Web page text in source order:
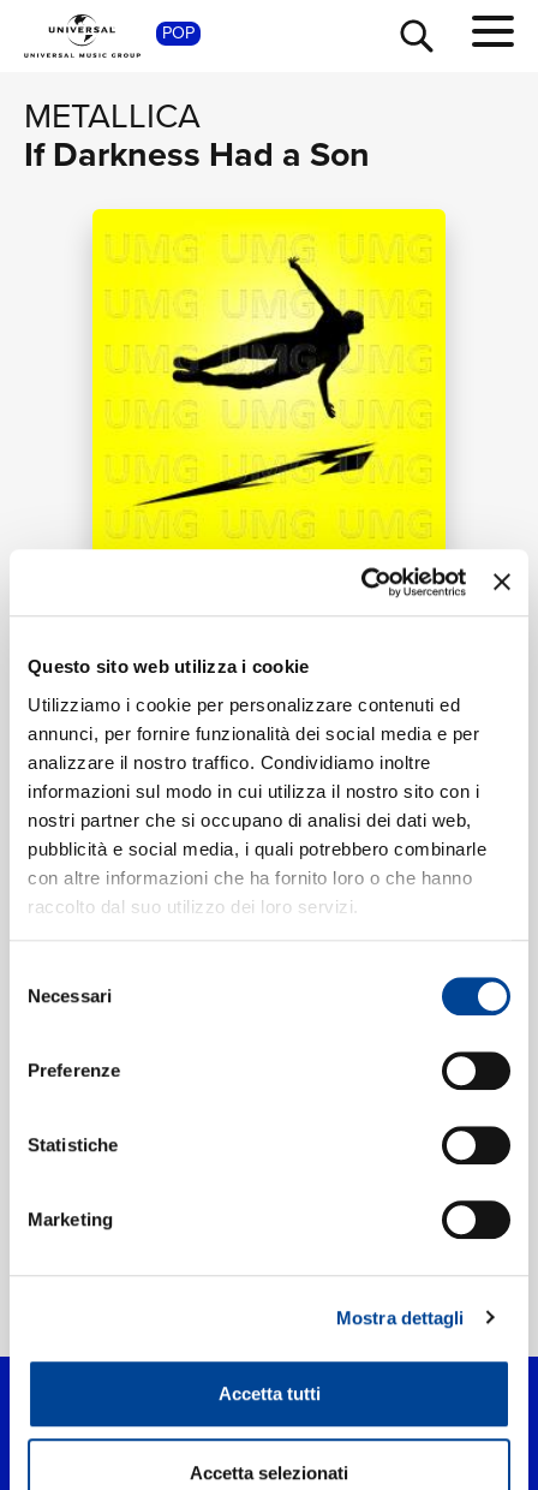
Questo sito web utilizza i cookie
Utilizziamo i cookie per personalizzare contenuti ed
annunci, per fornire funzionalità dei social media e per
analizzare il nostro traffico. Condividiamo inoltre
informazioni sul modo in cui utilizza il nostro sito con i
nostri partner che si occupano di analisi dei dati web,
pubblicità e social media, i quali potrebbero combinarle
con altre informazioni che ha fornito loro o che hanno
raccolto dal suo utilizzo dei loro servizi.
delNecessari
Preferenze
Statistiche
Marketing
Mostra dettagli
Accetta tutti
Accetta selezionati
POP
METALLICA
If Darkness Had a Son
1 If Darkness Had a Son
06:36
Metallica
Formati disponibili:
UPC:00602455474575
If Darkness Had a Son
SHOP
TOUR NEWS
RICERCA
CHI SIAMO
CONTATTI
NEWSLETTER